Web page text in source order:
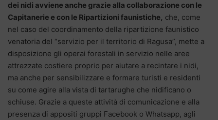
dei nidi avviene anche grazie alla collaborazione con le
Capitanerie e con le Ripartizioni faunistiche, che, come
nel caso del coordinamento della ripartizione faunistico
venatoria del “servizio per il territorio di Ragusa”, mette a
disposizione gli operai forestali in servizio nelle aree
attrezzate costiere proprio per aiutare a recintare i nidi,
ma anche per sensibilizzare e formare turisti e residenti
su come agire alla vista di tartarughe che nidificano o
schiuse. Grazie a queste attività di comunicazione e alla
presenza di appositi gruppi Facebook o Whatsapp, agli